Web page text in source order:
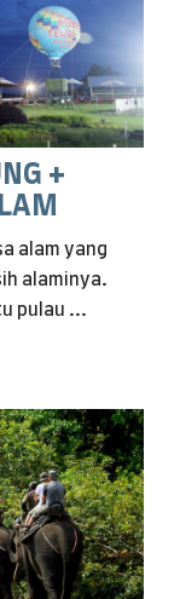
+
alam yang
alaminya.
pulau ...